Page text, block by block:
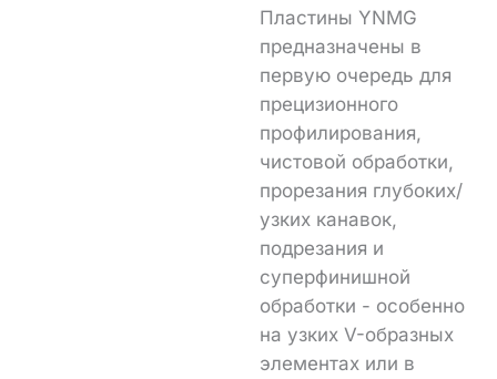
Пластины YNMG
предназначены в
первую очередь для
прецизионного
профилирования,
чистовой обработки,
прорезания глубоких/
узких канавок,
подрезания и
суперфинишной
обработки - особенно
на узких V-образных
элементах или в